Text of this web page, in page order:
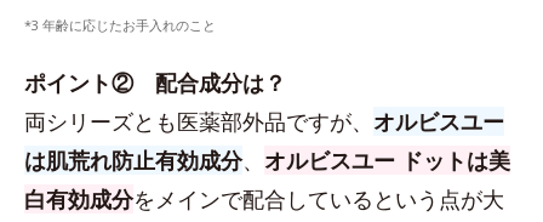
*3 年齢に応じたお手入れのこと
ポイント② 配合成分は？
両シリーズとも医薬部外品ですが、 オルビスユー
は肌荒れ防止有効成分、 オルビスユー ドットは美
白有効成分をメインで配合しているという点が大